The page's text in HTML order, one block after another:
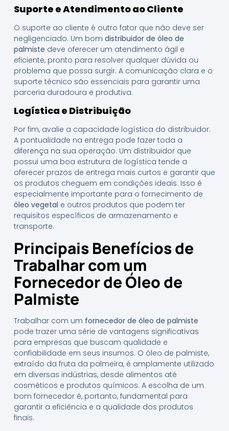
Suporte e Atendimento ao Cliente
O suporte ao cliente é outro fator que não deve ser
negligenciado. Um bom distribuidor de óleo de
palmiste deve oferecer um atendimento ágil e
eficiente, pronto para resolver qualquer dúvida ou
problema que possa surgir. A comunicação clara e o
suporte técnico são essenciais para garantir uma
parceria duradoura e produtiva.
Logística e Distribuição
Por fim, avalie a capacidade logística do distribuidor.
A pontualidade na entrega pode fazer toda a
diferença na sua operação. Um distribuidor que
possui uma boa estrutura de logística tende a
oferecer prazos de entrega mais curtos e garantir que
os produtos cheguem em condições ideais. Isso é
especialmente importante para o fornecimento de
óleo vegetal e outros produtos que podem ter
requisitos específicos de armazenamento e
transporte.
Principais Benefícios de
Trabalhar com um
Fornecedor de Óleo de
Palmiste
Trabalhar com um fornecedor de óleo de palmiste
pode trazer uma série de vantagens significativas
para empresas que buscam qualidade e
confiabilidade em seus insumos. O óleo de palmiste,
extraído da fruta da palmeira, é amplamente utilizado
em diversas indústrias, desde alimentos até
cosméticos e produtos químicos. A escolha de um
bom fornecedor é, portanto, fundamental para
garantir a eficiência e a qualidade dos produtos
finais.